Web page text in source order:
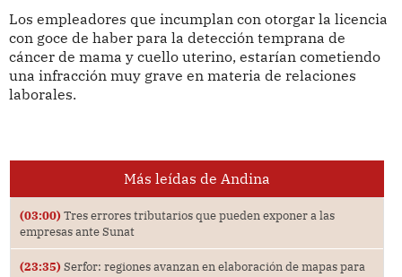
Los empleadores que incumplan con otorgar la licencia
con goce de haber para la detección temprana de
cáncer de mama y cuello uterino, estarían cometiendo
una infracción muy grave en materia de relaciones
laborales.
Más leídas de Andina
(03:00) Tres errores tributarios que pueden exponer a las
empresas ante Sunat
(23:35) Serfor: regiones avanzan en elaboración de mapas para